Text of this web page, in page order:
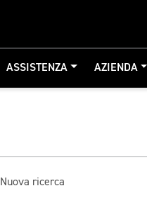
ASSISTENZA AZIENDA
Nuova ricerca